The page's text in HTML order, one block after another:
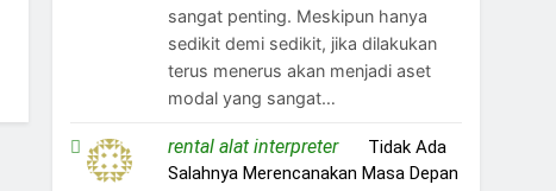
sangat penting. Meskipun hanya
sedikit demi sedikit, jika dilakukan
terus menerus akan menjadi aset
modal yang sangat…
rental alat interpreteron Tidak Ada
Salahnya Merencanakan Masa Depan